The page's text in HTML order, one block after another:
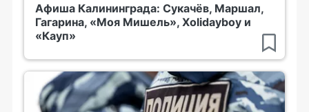
Афиша Калининграда: Сукачёв, Маршал,
Гагарина, «Моя Мишель», Xolidayboy и
«Кауп»